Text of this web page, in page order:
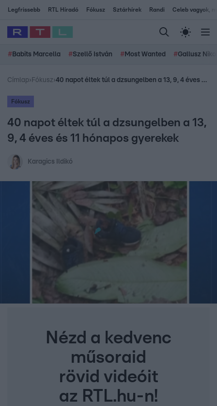
Legfrissebb RTL Híradó Fókusz Sztárhírek Randi Celeb vagyok,
# Babits Marcella #Szellő István # Most Wanted #Gallusz
Címlap› Fókusz› 40 napot éltek túl a dzsungelben a 13, 9, 4 éves és 11 hónapos gyerekek
Fókusz
40 napot éltek túl a dzsungelben a 13,
9, 4 éves és 11 hónapos gyerekek
Karagics Ildikó
Nézd a kedvenc
műsoraid
rövid videóit
az RTL.hu-n!